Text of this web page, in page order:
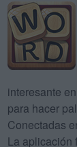
interesante
para hacer
Conectadas
La aplicación